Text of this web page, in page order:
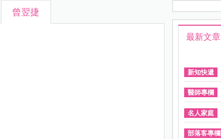
曾翌捷
最新文章
新知快遞
醫師專欄
名人家庭
部落客專欄